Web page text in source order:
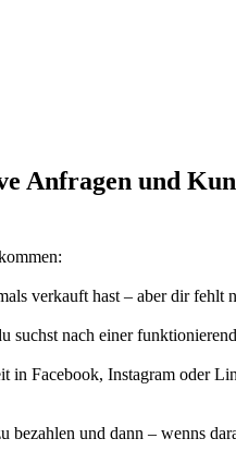
Anfragen und
verkauft hast – aber dir
suchst nach einer
in Facebook, Instagram oder
bezahlen und dann – wenns